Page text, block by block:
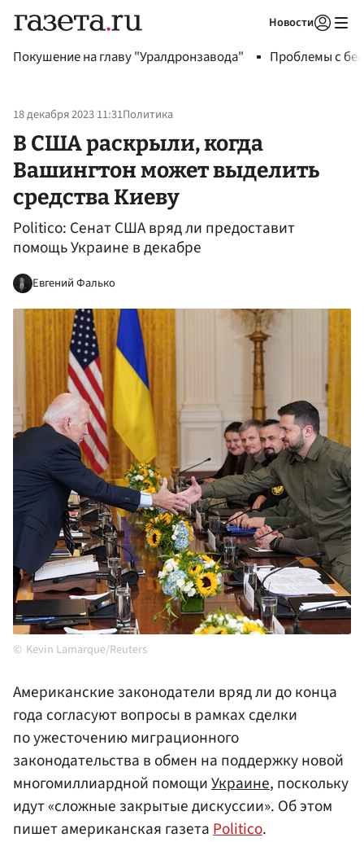
Новости
Покушение на главу "Уралдронзавода" Проблемы с
18 декабря 2023 11:31Политика
В США раскрыли, когда
Вашингтон может выделить
средства Киеву
Politico: Сенат США вряд ли предоставит
помощь Украине в декабре
Евгений Фалько
Kevin Lamarque/Reuters
Американские законодатели вряд ли до конца
года согласуют вопросы в рамках сделки
по ужесточению миграционного
законодательства в обмен на поддержку новой
многомиллиардной помощиУкраине, поскольку
идут «сложные закрытые дискуссии». Об этом
пишет американская газетаPolitico.